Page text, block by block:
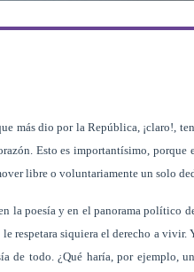
más dio por la República, ¡claro!,
Esto es importantísimo, porque
libre o voluntariamente un solo
la poesía y en el panorama político
respetara siquiera el derecho a
de todo. ¿Qué haría, por ejemplo,